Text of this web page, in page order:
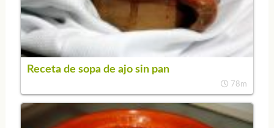
Receta de sopa de ajo sin pan
78m